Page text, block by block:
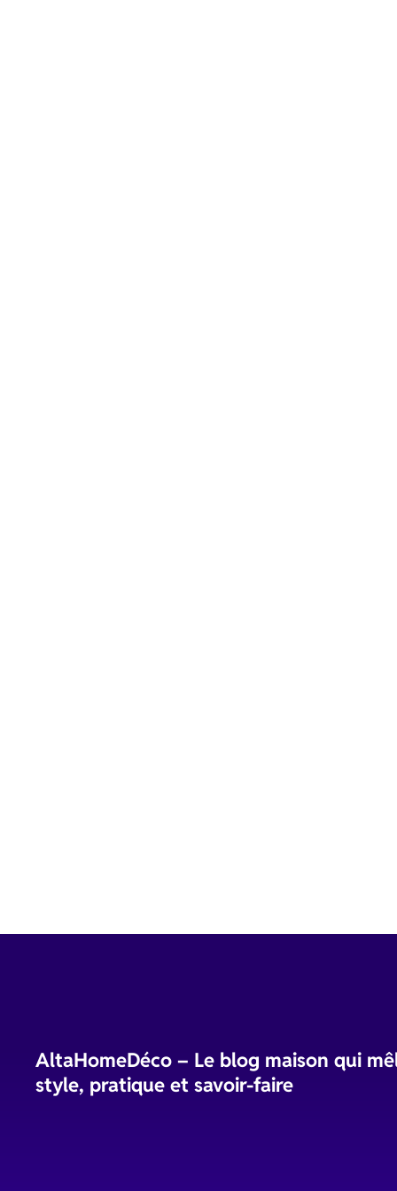
AltaHomeDéco – Le blog maison qui
style, pratique et savoir-faire